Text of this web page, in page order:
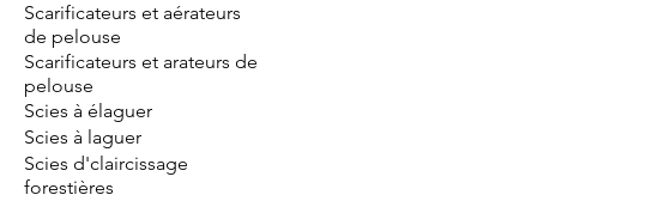
Scarificateurs et aérateurs
de pelouse
Scarificateurs et arateurs de
pelouse
Scies à élaguer
Scies à laguer
Scies d'claircissage
forestières